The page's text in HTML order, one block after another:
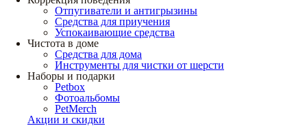
Отпугиватели и антигрызины
Средства для приучения
Успокаивающие средства
Чистота в доме
Средства для дома
Инструменты для чистки от шерсти
Наборы и подарки
Petbox
Фотоальбомы
PetMerch
Акции и скидки